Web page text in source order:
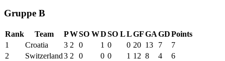
Gruppe B
Rank Team PWSO WDSO LLGFGAGDPoints
1
Croatia 3 2 0 1 0 0 20 13 7
7
2
Switzerland3 2 0 0 0 1 12 8 4
6